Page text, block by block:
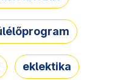
eklektika